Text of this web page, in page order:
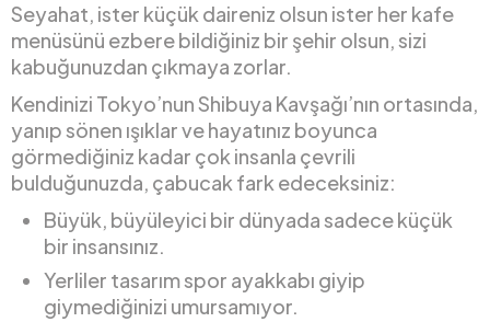
Seyahat, ister küçük daireniz olsun ister her kafe
menüsünü ezbere bildiğiniz bir şehir olsun, sizi
kabuğunuzdan çıkmaya zorlar.
Kendinizi Tokyo’nun Shibuya Kavşağı’nın ortasında,
yanıp sönen ışıklar ve hayatınız boyunca
görmediğiniz kadar çok insanla çevrili
bulduğunuzda, çabucak fark edeceksiniz:
Büyük, büyüleyici bir dünyada sadece küçük
bir insansınız.
Yerliler tasarım spor ayakkabı giyip
giymediğinizi umursamıyor.